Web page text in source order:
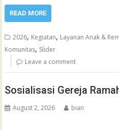
READ MORE
2026, Kegiatan, Layanan Anak &
Komunitas, Slider
Leave a comment
Sosialisasi Gereja
August 2, 2026 bian